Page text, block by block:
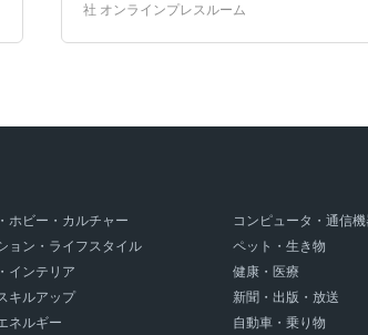
社 オンラインプレスルーム
ホビー・カルチャー コンピュータ・通信機
ョン・ライフスタイル ペット・生き物
インテリア 健康・医療
キルアップ 新聞・出版・放送
ネルギー 自動車・乗り物